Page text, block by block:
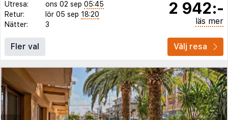
Utresa:
ons 02 sep 05:45
Retur:
lör 05 sep 18:20
Nätter:
3
2 942:-
läs mer
Fler val Välj resa